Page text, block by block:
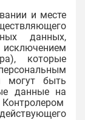
и месте
данных,
которые
могут быть
данные на